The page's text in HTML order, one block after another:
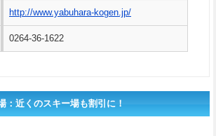
http://www.yabuhara-kogen.jp/
0264-36-1622
：近くのスキー場も割引に！